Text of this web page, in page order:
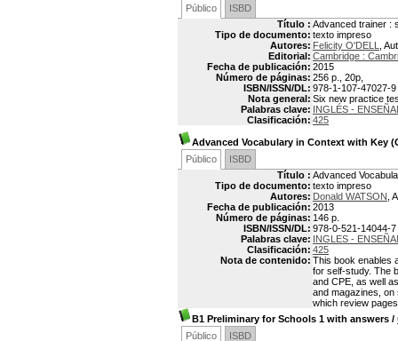
Público
ISBD
Título : Advanced trainer :
Tipo de documento: texto impreso
Autores: Felicity O'DELL
,
Editorial: Cambridge :
Fecha de publicación: 2015
Número de páginas: 256 p., 20p,
ISBN/ISSN/DL: 978-1-107-47027-9
Nota general: Six new practice
Palabras clave: INGLÉS -
Clasificación: 425
Advanced Vocabulary in Context with Key
Público
ISBD
Título : Advanced
Tipo de documento: texto impreso
Autores: Donald WATSON ,
Fecha de publicación: 2013
Número de páginas: 146 p.
ISBN/ISSN/DL: 978-0-521-14044-7
Palabras clave: INGLES -
Clasificación: 425
Nota de contenido: This book enables
for self-study. The
and CPE, as well
and magazines,
which review
B1 Preliminary for Schools 1 with answers /
Público
ISBD